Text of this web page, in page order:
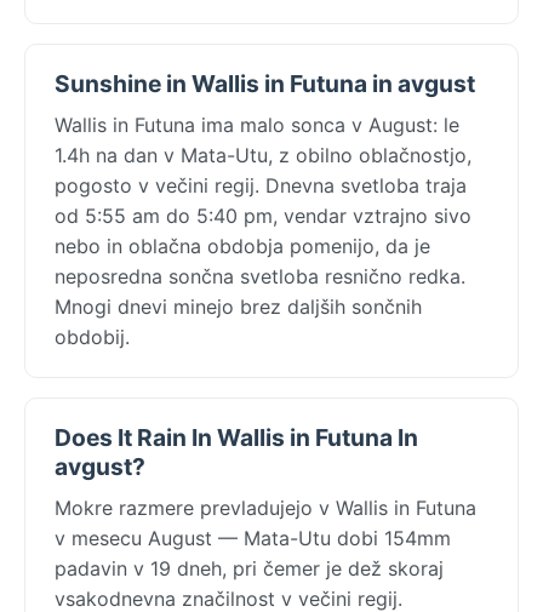
Sunshine in Wallis in Futuna in avgust
Wallis in Futuna ima malo sonca v August: le
1.4h na dan v Mata-Utu, z obilno oblačnostjo,
pogosto v večini regij. Dnevna svetloba traja
od 5:55 am do 5:40 pm, vendar vztrajno sivo
nebo in oblačna obdobja pomenijo, da je
neposredna sončna svetloba resnično redka.
Mnogi dnevi minejo brez daljših sončnih
obdobij.
Does It Rain In Wallis in Futuna In
avgust?
Mokre razmere prevladujejo v Wallis in Futuna
v mesecu August — Mata-Utu dobi 154mm
padavin v 19 dneh, pri čemer je dež skoraj
vsakodnevna značilnost v večini regij.